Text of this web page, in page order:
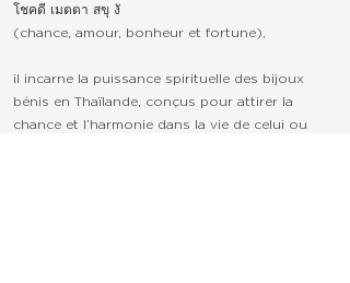
โชคดี เมตตา สขุ งั
(chance, amour, bonheur et fortune),
il incarne la puissance spirituelle des bijoux
bénis en Thaïlande, conçus pour attirer la
chance et l’harmonie dans la vie de celui ou